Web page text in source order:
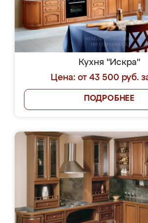
Кухня "Искра"
Цена: от 43 500 руб.
ПОДРОБНЕЕ